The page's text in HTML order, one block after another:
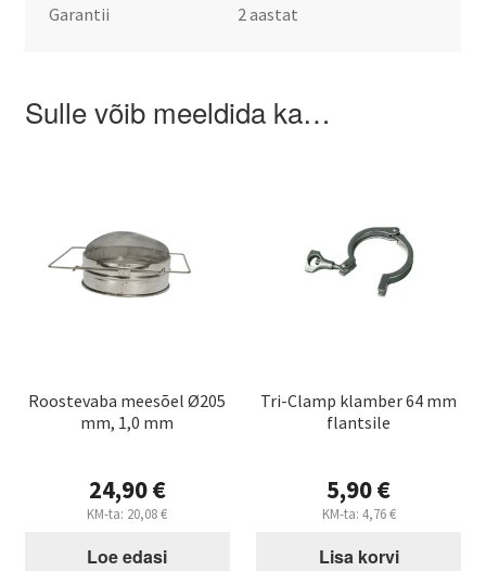
Garantii 2 aastat
Sulle võib meeldida ka…
Roostevaba meesõel Ø205
mm, 1,0 mm
24,90€
KM-ta: 20,08€
Loe edasi
Tri-Clamp klamber 64 mm
flantsile
5,90€
KM-ta: 4,76€
Lisa korvi